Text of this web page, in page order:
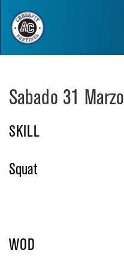
Sabado 31 Marzo
SKILL
Squat
WOD